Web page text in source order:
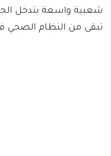
شعبية واسعة بتدخل
تبقى من النظام الصحي